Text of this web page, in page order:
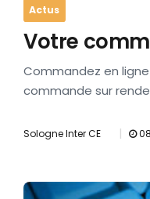
Actus
Votre
Commandez en
commande sur
Sologne Inter CE |